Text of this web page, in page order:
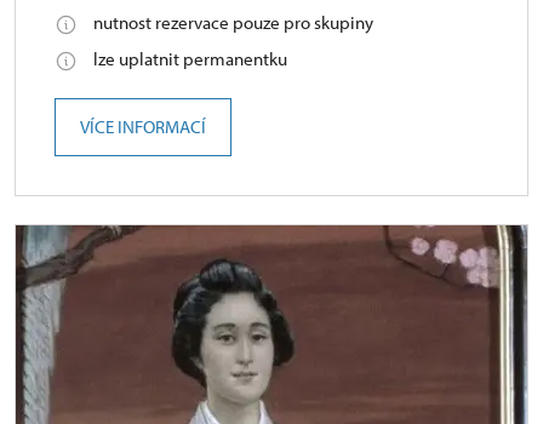
nutnost rezervace pouze pro skupiny
lze uplatnit permanentku
VÍCE INFORMACÍ